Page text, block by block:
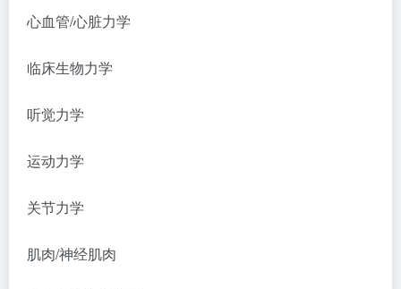
心血管/心脏力学
临床生物力学
听觉力学
运动力学
关节力学
肌肉/神经肌肉